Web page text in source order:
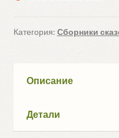
Категория: Сборники
Описание
Детали